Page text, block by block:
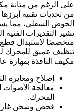
من تحديات تقنية أبرزها
الحوض السفلي، مما
تنظيف عميق للمحرك
مكيف النافذة بمهارة
إصلاح ومعايرة
معالجة الأصوات
المحرك.
فحص وشحن غاز